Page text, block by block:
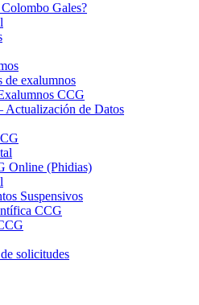
Gales?
de exalumnos
CCG
Actualización de Datos
Online (Phidias)
Suspensivos
CCG
solicitudes